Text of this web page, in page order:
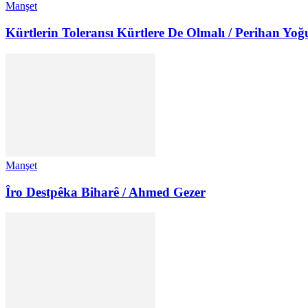
Manşet
Kürtlerin Toleransı Kürtlere De Olmalı / Perihan
Manşet
Îro Destpêka Biharê / Ahmed Gezer